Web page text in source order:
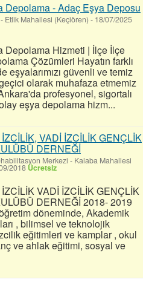
Depolama - Adaç Eşya Deposu
- Etlik Mahallesi (Keçiören) - 18/07/2025
Depolama Hizmeti | İlçe İlçe
Çözümleri Hayatın farklı
eşyalarımızı güvenli ve temiz
olarak muhafaza etmemiz
profesyonel, sigortalı
eşya depolama hizm...
VADİ İZCİLİK GENÇLİK
DERNEĞİ
Merkezi - Kalaba Mahallesi
2018 Ücretsiz
VADİ İZCİLİK GENÇLİK
DERNEĞİ 2018- 2019
döneminde, Akademik
, bilimsel ve teknolojik
eğitimleri ve kamplar , okul
ve ahlak eğitimi, sosyal ve